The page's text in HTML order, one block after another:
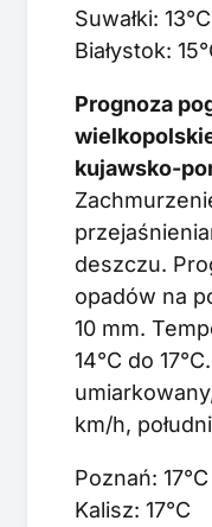
Suwałki: 13°C
Białystok:
Prognoza
kujawsko-
deszczu.
opadów na
10 mm.
14°C do
km/h,
Poznań: 17°C
Kalisz: 17°C